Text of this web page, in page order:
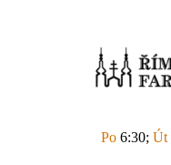
Po 6:30; Út